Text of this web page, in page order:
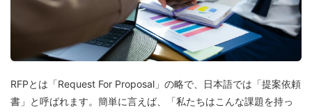
RFPとは「Request For Proposal」の略で、日本語では「提案依頼
書」と呼ばれます。簡単に言えば、「私たちはこんな課題を持っ